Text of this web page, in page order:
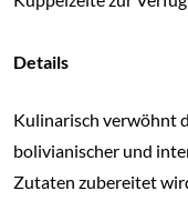
Details
Kulinarisch verwöhnt
bolivianischer und
Zutaten zubereitet